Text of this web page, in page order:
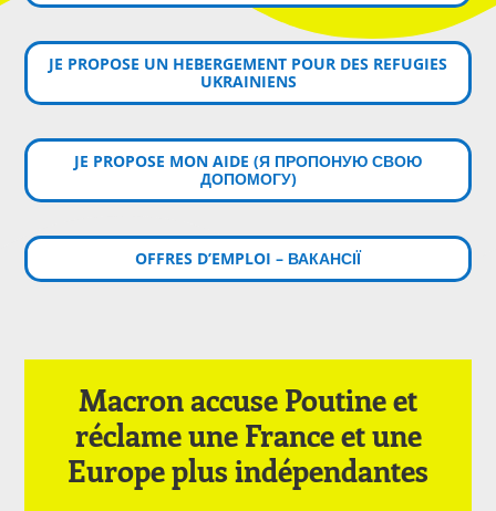
JE PROPOSE UN HEBERGEMENT POUR DES REFUGIES
UKRAINIENS
JE PROPOSE MON AIDE (Я ПРОПОНУЮ СВОЮ
ДОПОМОГУ)
OFFRES D’EMPLOI – ВАКАНСІЇ
Macron accuse Poutine et
réclame une France et une
Europe plus indépendantes